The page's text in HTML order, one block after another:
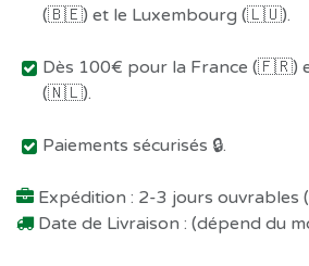
(🇧🇪) et le Luxembourg (🇱🇺).
Dès 100€ pour la France (🇫🇷)
(🇳🇱).
Paiements sécurisés 🔒.
Expédition : 2-3 jours ouvrables
Date de Livraison : (dépend du